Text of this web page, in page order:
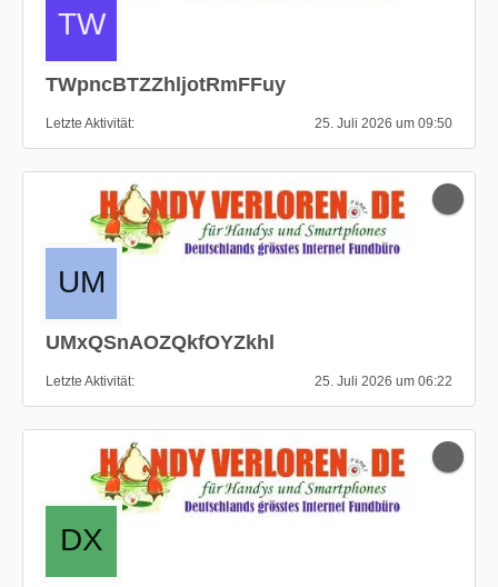
TWpncBTZZhljotRmFFuy
Letzte Aktivität 25. Juli 2026 um 09:50
UMxQSnAOZQkfOYZkhl
Letzte Aktivität 25. Juli 2026 um 06:22